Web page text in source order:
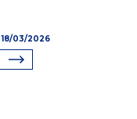
18/03/2026